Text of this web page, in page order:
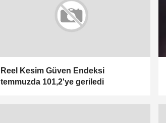
Reel Kesim Güven Endeksi
temmuzda 101,2'ye geriledi